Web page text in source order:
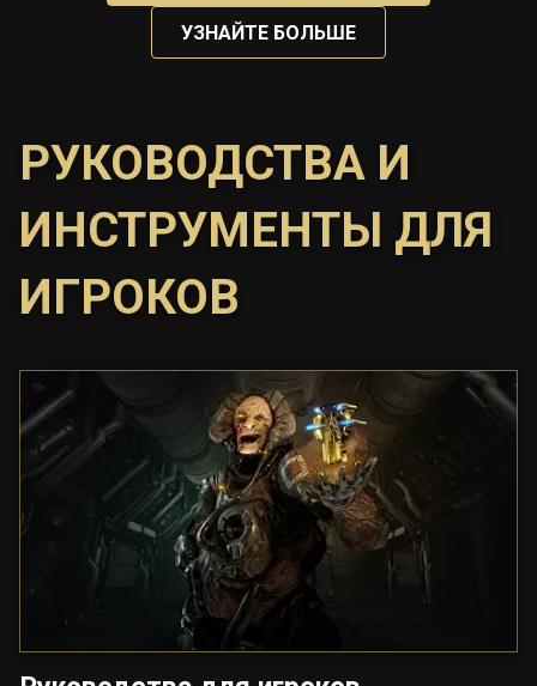
УЗНАЙТЕ БОЛЬШЕ
РУКОВОДСТВА И
ИНСТРУМЕНТЫ ДЛЯ
ИГРОКОВ